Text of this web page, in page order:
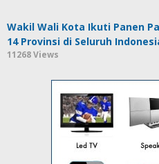
Wakil Wali Kota Ikuti Panen
14 Provinsi di Seluruh
11268 Views